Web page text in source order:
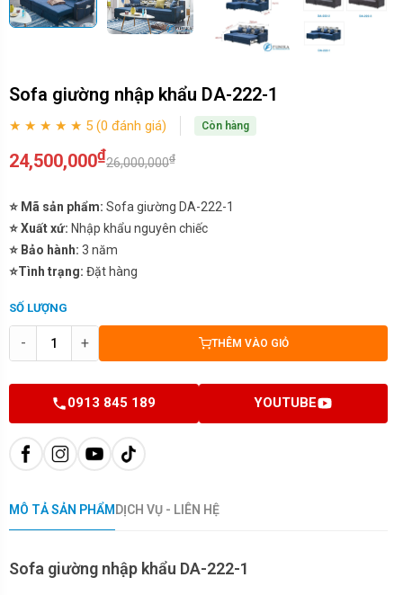
Sofa giường nhập khẩu DA-222-1
★ ★ ★ ★ ★ 5 (0 đánh giá) Còn hàng
24,500,000₫26,000,000₫
⭐ Mã sản phẩm: Sofa giường DA-222-1
⭐ Xuất xứ: Nhập khẩu nguyên chiếc
⭐ Bảo hành: 3 năm
⭐Tình trạng: Đặt hàng
SỐ LƯỢNG
- + THÊM VÀO GIỎ
0913 845 189 YOUTUBE
MÔ TẢ SẢN PHẨM DỊCH VỤ - LIÊN HỆ
Sofa giường nhập khẩu DA-222-1